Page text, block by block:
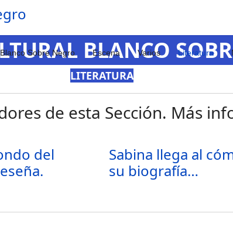
Blanco Sobre Negro Escena Varios Literatura
BLANCO
LITERATURA
de esta Sección. Más
del
Sabina llega al
su biografía…